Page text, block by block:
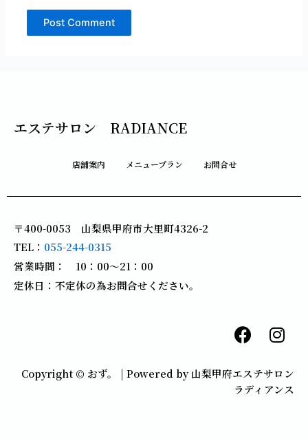
エステサロン RADIANCE
店舗案内 メニュープラン お問合せ
〒400-0053 山梨県甲府市大里町4326-2
TEL： 055-244-0315
営業時間： 10：00～21：00
定休日：不定休の為お問合せください。
F
a
e
b
I
n
t
a
Copyright © おず。 | Powered by 山梨甲府エステサロン
ラディアンス